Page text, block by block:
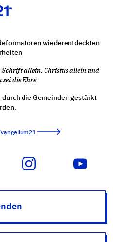
wiederentdeckten
allein, Christus allein und
die Ehre
die Gemeinden gestärkt